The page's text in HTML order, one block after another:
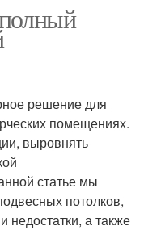
решение для
помещениях.
выровнять
статье мы
потолков,
недостатки, а также